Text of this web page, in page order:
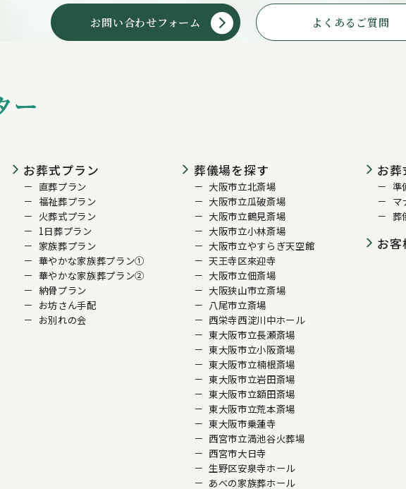
お問い合わせフォーム よくあるご質問
お葬式プラン
直葬プラン
福祉葬プラン
火葬式プラン
1日葬プラン
家族葬プラン
華やかな家族葬プラン①
華やかな家族葬プラン②
納骨プラン
お坊さん手配
お別れの会
葬儀場を探す
大阪市立北斎場
大阪市立瓜破斎場
大阪市立鶴見斎場
大阪市立小林斎場
大阪市立やすらぎ天空館
天王寺区來迎寺
大阪市立佃斎場
大阪狭山市立斎場
八尾市立斎場
西栄寺西淀川中ホール
東大阪市立長瀬斎場
東大阪市立小阪斎場
東大阪市立楠根斎場
東大阪市立岩田斎場
東大阪市立額田斎場
東大阪市立荒本斎場
東大阪市乗蓮寺
西宮市立満池谷火葬場
西宮市大日寺
生野区安泉寺ホール
あべの家族葬ホール
お
準
マ
葬
お客